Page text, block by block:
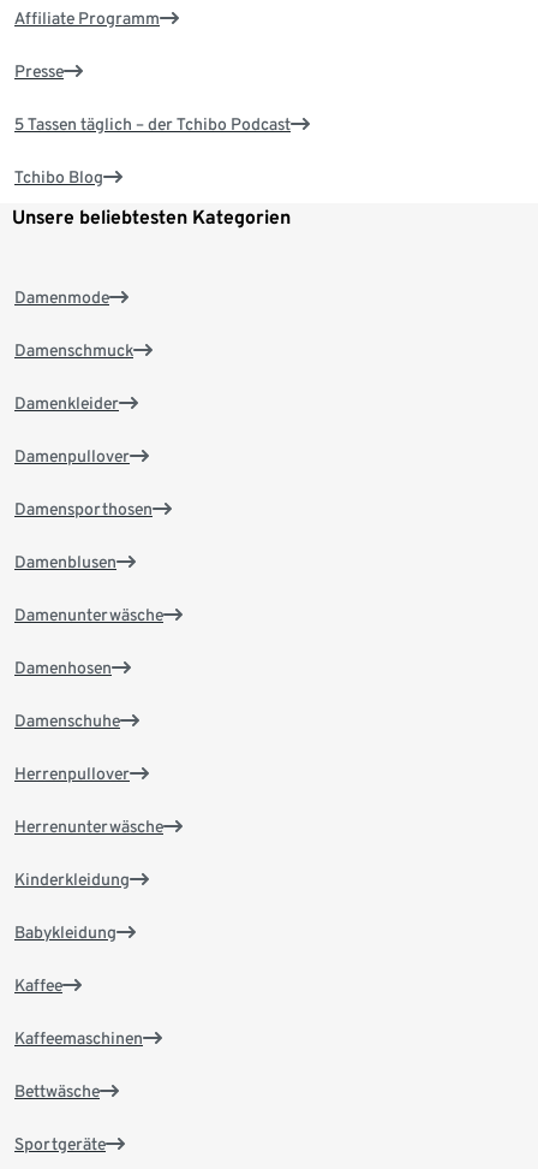
Affiliate Programm
Presse
5 Tassen täglich – der Tchibo Podcast
Tchibo Blog
Unsere beliebtesten Kategorien
Damenmode
Damenschmuck
Damenkleider
Damenpullover
Damensporthosen
Damenblusen
Damenunterwäsche
Damenhosen
Damenschuhe
Herrenpullover
Herrenunterwäsche
Kinderkleidung
Babykleidung
Kaffee
Kaffeemaschinen
Bettwäsche
Sportgeräte